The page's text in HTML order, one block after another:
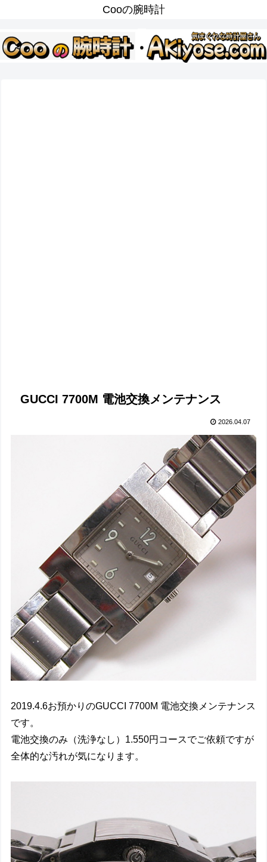
Cooの腕時計
GUCCI 7700M 電池交換メンテナンス
2026.04.07
2019.4.6お預かりのGUCCI 7700M 電池交換メンテナンス
です。
電池交換のみ（洗浄なし）1.550円コースでご依頼ですが
全体的な汚れが気になります。